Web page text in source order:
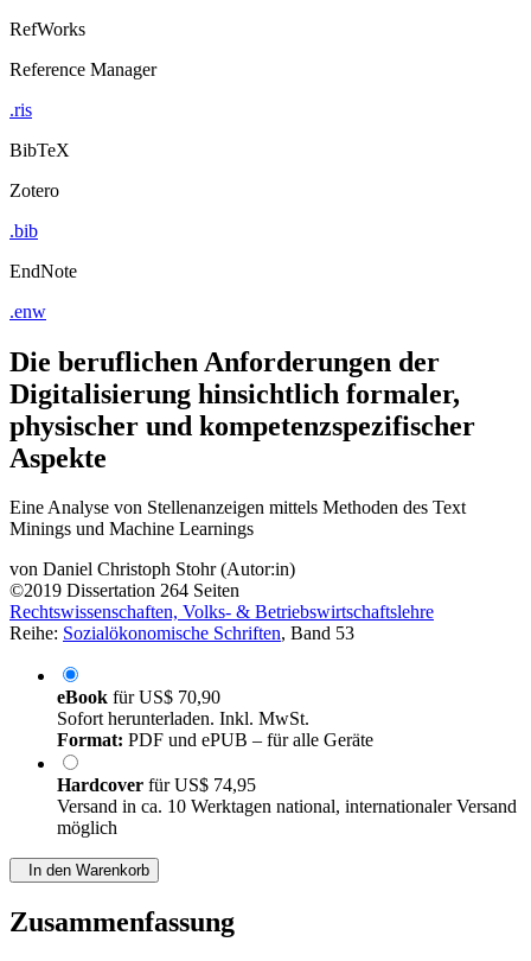
RefWorks
Reference Manager
.ris
BibTeX
Zotero
.bib
EndNote
.enw
Die beruflichen Anforderungen der
Digitalisierung hinsichtlich formaler,
physischer und kompetenzspezifischer
Aspekte
Eine Analyse von Stellenanzeigen mittels Methoden des Text
Minings und Machine Learnings
von Daniel Christoph Stohr (Autor:in)
©2019 Dissertation 264 Seiten
Rechtswissenschaften, Volks- & Betriebswirtschaftslehre
Reihe: Sozialökonomische Schriften, Band 53
eBook fürUS$ 70,90
Sofort herunterladen. Inkl. MwSt.
Format: PDF und ePUB – für alle Geräte
Hardcover fürUS$ 74,95
Versand in ca. 10 Werktagen national, internationaler Versand
möglich
In den Warenkorb
Zusammenfassung